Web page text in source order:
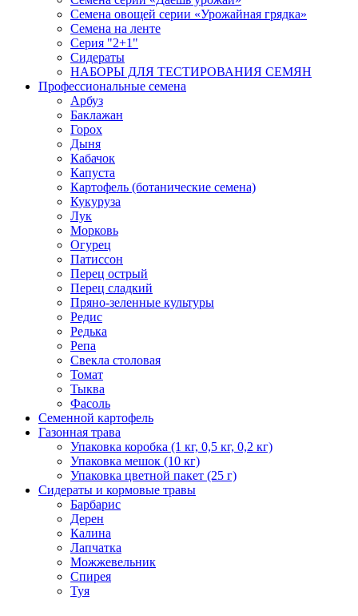
Семена овощей серии «Урожайная грядка»
Семена на ленте
Серия "2+1"
Сидераты
НАБОРЫ ДЛЯ ТЕСТИРОВАНИЯ СЕМЯН
Профессиональные семена
Арбуз
Баклажан
Горох
Дыня
Кабачок
Капуста
Картофель (ботанические семена)
Кукуруза
Лук
Морковь
Огурец
Патиссон
Перец острый
Перец сладкий
Пряно-зеленные культуры
Редис
Редька
Репа
Свекла столовая
Томат
Тыква
Фасоль
Семенной картофель
Газонная трава
Упаковка коробка (1 кг, 0,5 кг, 0,2 кг)
Упаковка мешок (10 кг)
Упаковка цветной пакет (25 г)
Сидераты и кормовые травы
Барбарис
Дерен
Калина
Лапчатка
Можжевельник
Спирея
Туя